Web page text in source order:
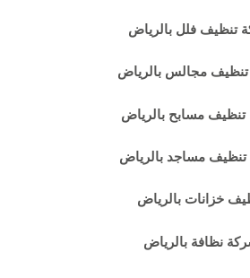
تنظيف فلل بالرياض
مجالس بالرياض
مسابح بالرياض
مساجد بالرياض
خزانات بالرياض
نظافة بالرياض